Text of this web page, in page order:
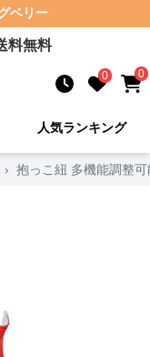
ベリー
料無料
0 0
人気ランキング
› 抱っこ紐 多機能調整